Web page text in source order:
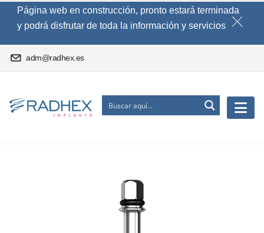
Página web en construcción, pronto estará terminada
y podrá disfrutar de toda la información y servicios
adm@radhex.es